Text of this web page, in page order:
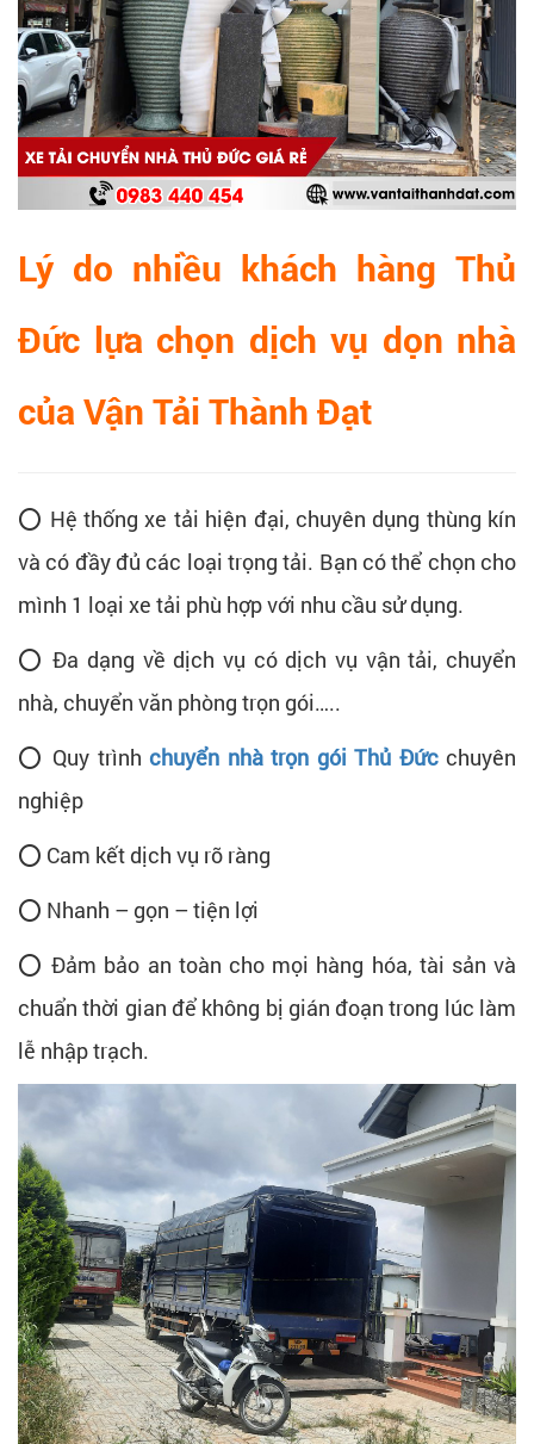
Lý do nhiều khách hàng Thủ
Đức lựa chọn dịch vụ dọn nhà
của Vận Tải Thành Đạt
⭕ Hệ thống xe tải hiện đại, chuyên dụng thùng kín
và có đầy đủ các loại trọng tải. Bạn có thể chọn cho
mình 1 loại xe tải phù hợp với nhu cầu sử dụng.
⭕ Đa dạng về dịch vụ có dịch vụ vận tải, chuyển
nhà, chuyển văn phòng trọn gói…..
⭕ Quy trình chuyển nhà trọn gói Thủ Đứcchuyên
nghiệp
⭕ Cam kết dịch vụ rõ ràng
⭕ Nhanh – gọn – tiện lợi
⭕ Đảm bảo an toàn cho mọi hàng hóa, tài sản và
chuẩn thời gian để không bị gián đoạn trong lúc làm
lễ nhập trạch.